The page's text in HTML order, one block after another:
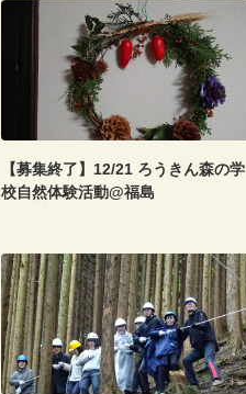
【募集終了】12/21 ろうきん森の学
校自然体験活動@福島